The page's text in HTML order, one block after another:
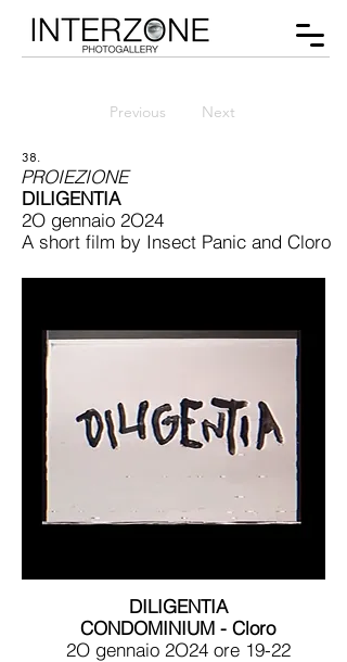
Previous Next
38.
PROIEZIONE
DILIGENTIA
2O gennaio 2O24
A short film by Insect Panic and Cloro
DILIGENTIA
CONDOMINIUM - Cloro
2O gennaio 2O24 ore 19-22